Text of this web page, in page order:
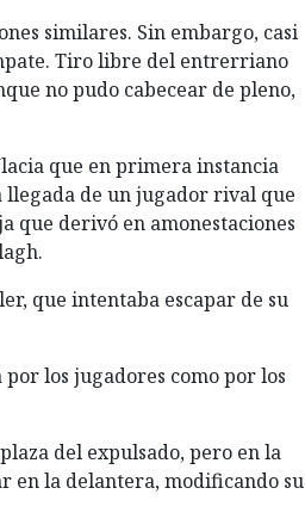
similares. Sin embargo, casi
Tiro libre del entrerriano
no pudo cabecear de pleno,
que en primera instancia
de un jugador rival que
que derivó en amonestaciones
que intentaba escapar de su
los jugadores como por los
del expulsado, pero en la
en la delantera, modificando su